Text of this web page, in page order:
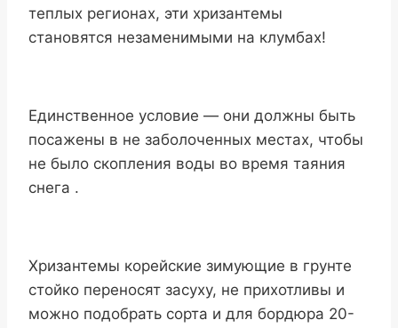
теплых регионах, эти хризантемы
становятся незаменимыми на клумбах!
Единственное условие — они должны быть
посажены в не заболоченных местах, чтобы
не было скопления воды во время таяния
снега .
Хризантемы корейские зимующие в грунте
стойко переносят засуху, не прихотливы и
можно подобрать сорта и для бордюра 20-